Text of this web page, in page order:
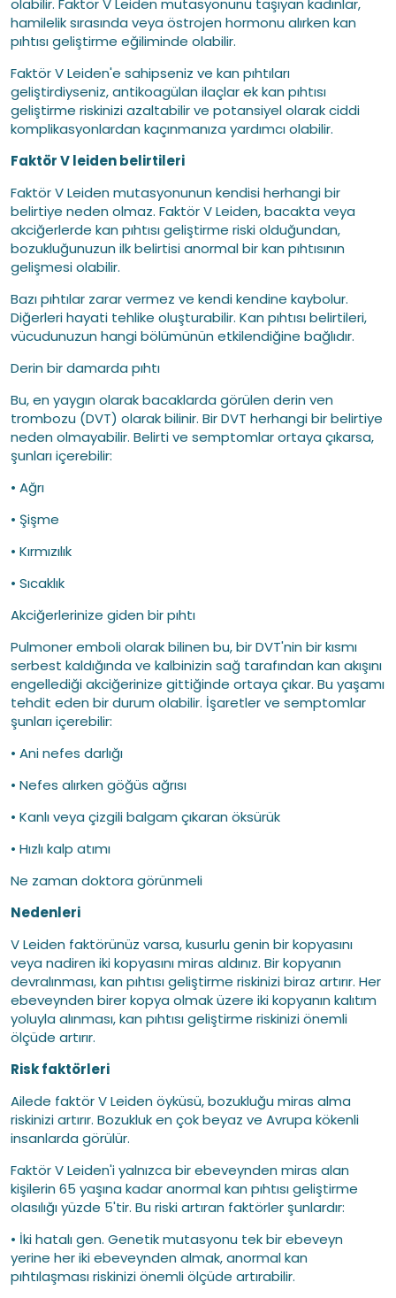
olabilir. Faktör V Leiden mutasyonunu taşıyan kadınlar,
hamilelik sırasında veya östrojen hormonu alırken kan
pıhtısı geliştirme eğiliminde olabilir.
Faktör V Leiden'e sahipseniz ve kan pıhtıları
geliştirdiyseniz, antikoagülan ilaçlar ek kan pıhtısı
geliştirme riskinizi azaltabilir ve potansiyel olarak ciddi
komplikasyonlardan kaçınmanıza yardımcı olabilir.
Faktör V leiden belirtileri
Faktör V Leiden mutasyonunun kendisi herhangi bir
belirtiye neden olmaz. Faktör V Leiden, bacakta veya
akciğerlerde kan pıhtısı geliştirme riski olduğundan,
bozukluğunuzun ilk belirtisi anormal bir kan pıhtısının
gelişmesi olabilir.
Bazı pıhtılar zarar vermez ve kendi kendine kaybolur.
Diğerleri hayati tehlike oluşturabilir. Kan pıhtısı belirtileri,
vücudunuzun hangi bölümünün etkilendiğine bağlıdır.
Derin bir damarda pıhtı
Bu, en yaygın olarak bacaklarda görülen derin ven
trombozu (DVT) olarak bilinir. Bir DVT herhangi bir belirtiye
neden olmayabilir. Belirti ve semptomlar ortaya çıkarsa,
şunları içerebilir:
• Ağrı
• Şişme
• Kırmızılık
• Sıcaklık
Akciğerlerinize giden bir pıhtı
Pulmoner emboli olarak bilinen bu, bir DVT'nin bir kısmı
serbest kaldığında ve kalbinizin sağ tarafından kan akışını
engellediği akciğerinize gittiğinde ortaya çıkar. Bu yaşamı
tehdit eden bir durum olabilir. İşaretler ve semptomlar
şunları içerebilir:
• Ani nefes darlığı
• Nefes alırken göğüs ağrısı
• Kanlı veya çizgili balgam çıkaran öksürük
• Hızlı kalp atımı
Ne zaman doktora görünmeli
Nedenleri
V Leiden faktörünüz varsa, kusurlu genin bir kopyasını
veya nadiren iki kopyasını miras aldınız. Bir kopyanın
devralınması, kan pıhtısı geliştirme riskinizi biraz artırır. Her
ebeveynden birer kopya olmak üzere iki kopyanın kalıtım
yoluyla alınması, kan pıhtısı geliştirme riskinizi önemli
ölçüde artırır.
Risk faktörleri
Ailede faktör V Leiden öyküsü, bozukluğu miras alma
riskinizi artırır. Bozukluk en çok beyaz ve Avrupa kökenli
insanlarda görülür.
Faktör V Leiden'i yalnızca bir ebeveynden miras alan
kişilerin 65 yaşına kadar anormal kan pıhtısı geliştirme
olasılığı yüzde 5'tir. Bu riski artıran faktörler şunlardır:
• İki hatalı gen. Genetik mutasyonu tek bir ebeveyn
yerine her iki ebeveynden almak, anormal kan
pıhtılaşması riskinizi önemli ölçüde artırabilir.